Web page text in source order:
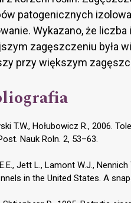
patogenicznych
Wykazano, że
zagęszczeniu była
przy większym
T.W., Hołubowicz R., 2006.
Nauk Roln. 2, 53–63.
Jett L., Lamont W.J.,
in the United States. A